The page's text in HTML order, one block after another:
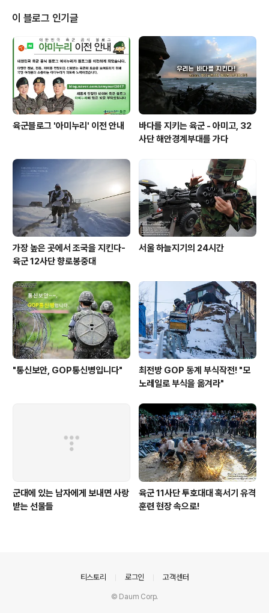
며, 저녁 7시 15분 부터 입장 가능 합니다.
이 블로그 인기글
육군블로그 '아미누리' 이전 안내
바다를 지키는 육군 - 아미고, 32
사단 해안경계부대를 가다
가장 높은 곳에서 조국을 지킨다-
육군 12사단 향로봉중대
서울 하늘지기의 24시간
"통신보안, GOP통신병입니다"
최전방 GOP 동계 부식작전! "모
노레일로 부식을 옮겨라"
군대에 있는 남자에게 보내면 사랑
받는 선물들
육군 11사단 투호대대 혹서기 유격
훈련 현장 속으로!
티스토리 로그인 고객센터
© Daum Corp.